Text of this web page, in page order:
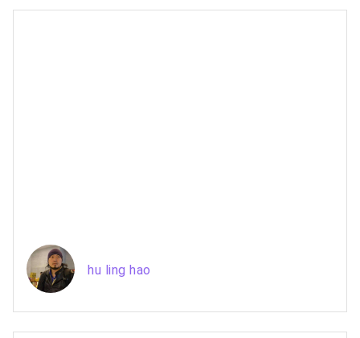
hu ling hao